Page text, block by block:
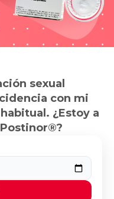
sexual
con mi
¿Estoy a